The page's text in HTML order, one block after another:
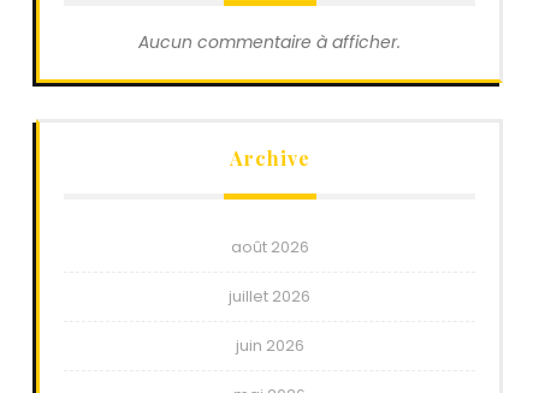
Aucun commentaire à afficher.
Archive
août 2026
juillet 2026
juin 2026